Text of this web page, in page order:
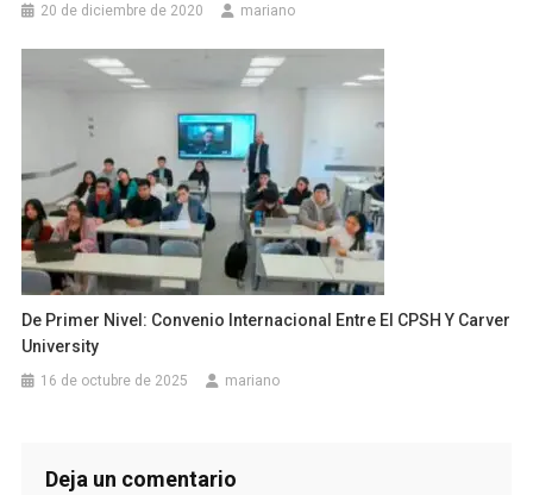
20 de diciembre de 2020 mariano
De Primer Nivel: Convenio Internacional Entre El CPSH Y Carver
University
16 de octubre de 2025 mariano
Deja un comentario